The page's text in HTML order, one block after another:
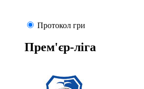
Протокол гри
Прем'єр-ліга